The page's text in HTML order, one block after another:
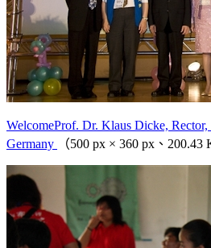
WelcomeProf. Dr. Klaus Dicke,
Germany
（500 px × 360 px、200.43